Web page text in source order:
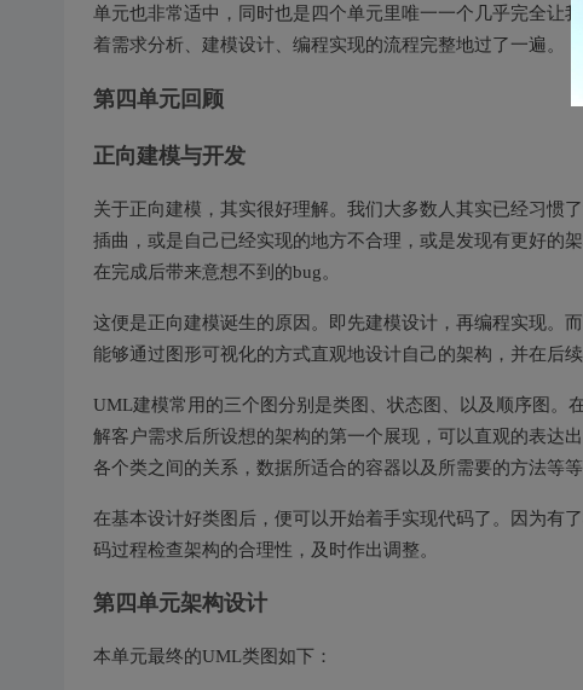
单元也非常适中，同时也是四个单元里唯一一个几乎完全让
着需求分析、建模设计、编程实现的流程完整地过了一遍。
第四单元回顾
正向建模与开发
关于正向建模，其实很好理解。我们大多数人其实已经习惯
插曲，或是自己已经实现的地方不合理，或是发现有更好
在完成后带来意想不到的bug。
这便是正向建模诞生的原因。即先建模设计，再编程实现。
能够通过图形可视化的方式直观地设计自己的架构，并在后
UML建模常用的三个图分别是类图、状态图、以及顺序图。
解客户需求后所设想的架构的第一个展现，可以直观的表达
各个类之间的关系，数据所适合的容器以及所需要的方法等等
在基本设计好类图后，便可以开始着手实现代码了。因为有
码过程检查架构的合理性，及时作出调整。
第四单元架构设计
本单元最终的UML类图如下：